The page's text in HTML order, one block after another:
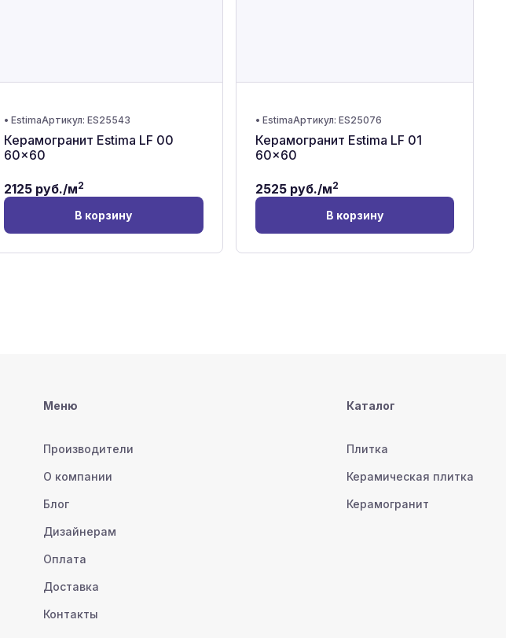
• EstimaАртикул: ES25543
Керамогранит Estima LF 00
60x60
2125 руб./м2
В корзину
• EstimaАртикул: ES25076
Керамогранит Estima LF 01
60x60
2525руб./м2
В корзину
Меню
Производители
О компании
Блог
Дизайнерам
Оплата
Доставка
Контакты
Каталог
Плитка
Керамическая плитка
Керамогранит